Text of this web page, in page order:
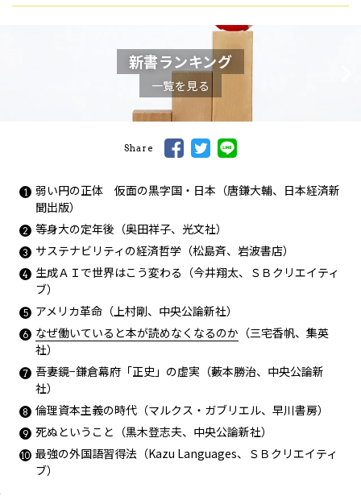
新書ランキング
一覧を見る
Share
弱い円の正体 仮面の黒字国・日本（唐鎌大輔、日本経済新
聞出版）
等身大の定年後（奥田祥子、光文社）
サステナビリティの経済哲学（松島斉、岩波書店）
生成ＡＩで世界はこう変わる（今井翔太、ＳＢクリエイティ
ブ）
アメリカ革命（上村剛、中央公論新社）
なぜ働いていると本が読めなくなるのか （三宅香帆、集英
社）
吾妻鏡−鎌倉幕府「正史」の虚実（藪本勝治、中央公論新
社）
倫理資本主義の時代（マルクス・ガブリエル、早川書房）
死ぬということ（黒木登志夫、中央公論新社）
最強の外国語習得法（Kazu Languages、ＳＢクリエイティ
ブ）